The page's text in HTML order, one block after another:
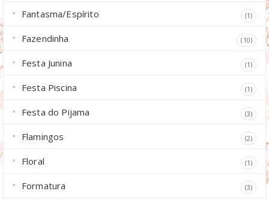
Fantasma/Espírito (1)
Fazendinha (10)
Festa Junina (1)
Festa Piscina (1)
Festa do Pijama (3)
Flamingos (2)
Floral (1)
Formatura (3)